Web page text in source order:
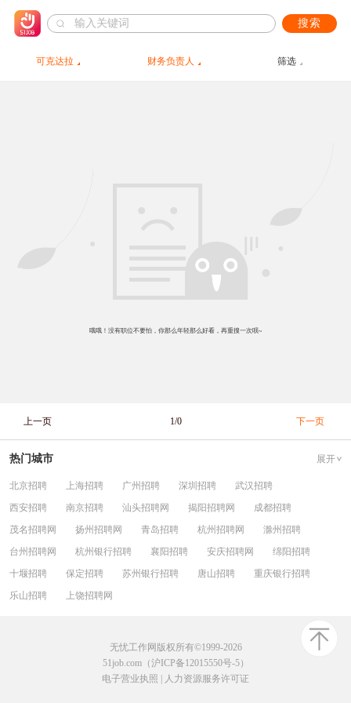
搜索
可克达拉 财务负责人 筛选
哦哦！没有职位不要怕，你那么年轻那么好看，再重搜一次呗~
上一页 1/0 下一页
热门城市 展开
北京招聘 上海招聘 广州招聘 深圳招聘
武汉招聘
西安招聘
南京招聘 汕头招聘网 揭阳招聘网
成都招聘
茂名招聘网
扬州招聘网 青岛招聘 杭州招聘网
滁州招聘
台州招聘网
杭州银行招聘 襄阳招聘 安庆招聘网
绵阳招聘
十堰招聘
保定招聘 苏州银行招聘 唐山招聘
重庆银行招聘
乐山招聘
上饶招聘网
无忧工作网版权所有©1999-2026
51job.com（沪ICP备12015550号-5）
电子营业执照
人力资源服务许可证